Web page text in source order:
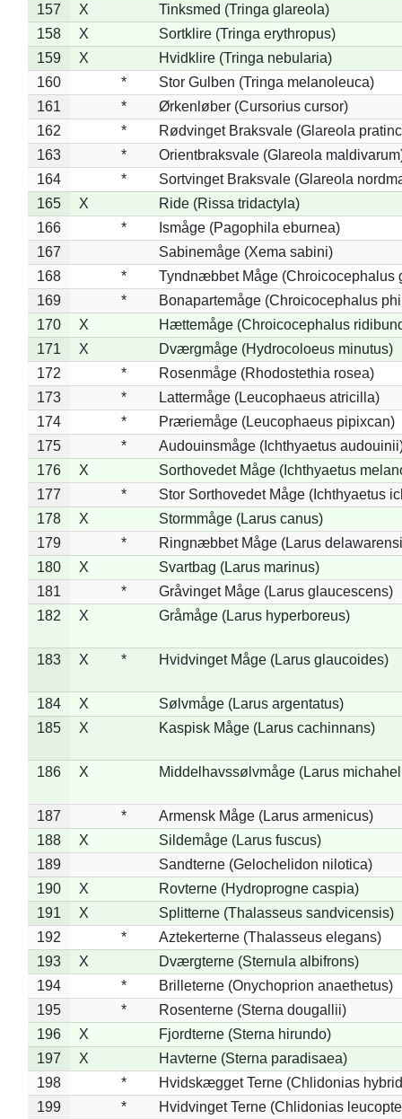
157
X
Tinksmed (Tringa glareola)
158
X
Sortklire (Tringa erythropus)
159
X
Hvidklire (Tringa nebularia)
160
*
Stor Gulben (Tringa melanoleuca)
161
*
Ørkenløber (Cursorius cursor)
162
*
Rødvinget Braksvale (Glareola
163
*
Orientbraksvale (Glareola
164
*
Sortvinget Braksvale (Glareola
165
X
Ride (Rissa tridactyla)
166
*
Ismåge (Pagophila eburnea)
167
Sabinemåge (Xema sabini)
168
*
Tyndnæbbet Måge (Chroicocephalus
169
*
Bonapartemåge (Chroicocephalus
170
X
Hættemåge (Chroicocephalus
171
X
Dværgmåge (Hydrocoloeus minutus)
172
*
Rosenmåge (Rhodostethia rosea)
173
*
Lattermåge (Leucophaeus atricilla)
174
*
Præriemåge (Leucophaeus pipixcan)
175
*
Audouinsmåge (Ichthyaetus
176
X
Sorthovedet Måge (Ichthyaetus
177
*
Stor Sorthovedet Måge (Ichthyaetus
178
X
Stormmåge (Larus canus)
179
*
Ringnæbbet Måge (Larus
180
X
Svartbag (Larus marinus)
181
*
Gråvinget Måge (Larus glaucescens)
182
X Gråmåge (Larus hyperboreus)
183 X * Hvidvinget Måge (Larus glaucoides)
184 X
Sølvmåge (Larus argentatus)
185
X Kaspisk Måge (Larus cachinnans)
186 X Middelhavssølvmåge (Larus
187 *
Armensk Måge (Larus armenicus)
188
X
Sildemåge (Larus fuscus)
189
Sandterne (Gelochelidon nilotica)
190
X
Rovterne (Hydroprogne caspia)
191
X
Splitterne (Thalasseus sandvicensis)
192
*
Aztekerterne (Thalasseus elegans)
193
X
Dværgterne (Sternula albifrons)
194
*
Brilleterne (Onychoprion anaethetus)
195
*
Rosenterne (Sterna dougallii)
196
X
Fjordterne (Sterna hirundo)
197
X
Havterne (Sterna paradisaea)
198
*
Hvidskægget Terne (Chlidonias
199
*
Hvidvinget Terne (Chlidonias